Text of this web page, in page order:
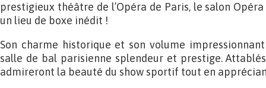
prestigieux théâtre de l’Opéra de Paris, le salon
un lieu de boxe inédit !
Son charme historique et son volume
salle de bal parisienne splendeur et prestige.
admireront la beauté du show sportif tout en